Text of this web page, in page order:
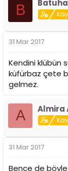
B
31 Mar 2017
Kendini klübün
küfürbaz çete
gelmez.
A Almira
31 Mar 2017
Bence de